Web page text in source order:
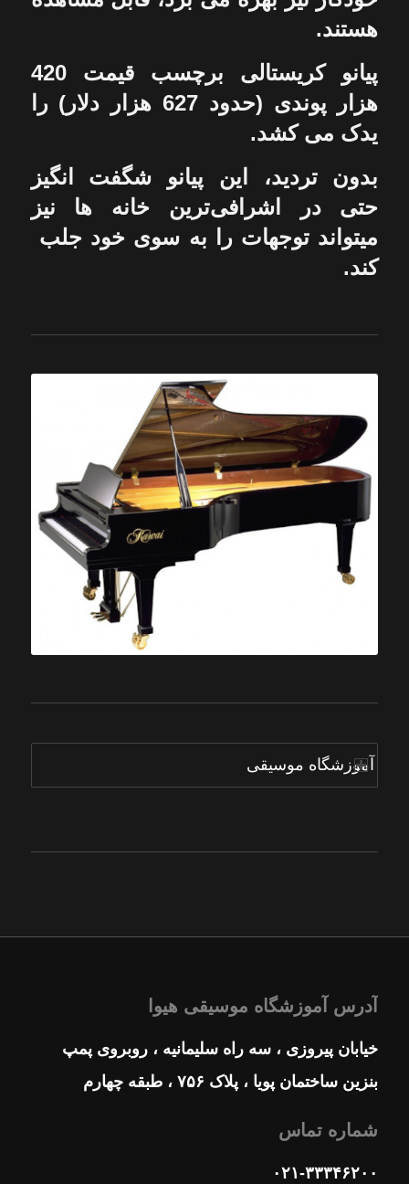
هستند.
پیانو کریستالی برچسب قیمت 420
هزار پوندی (حدود 627 هزار دلار) را
یدک می کشد.
بدون تردید، این پیانو شگفت انگیز
حتی در اشرافی‌ترین خانه ها نیز
میتواند توجهات را به سوی خود جلب
کند.
آموزشگاه موسیقی
آدرس آموزشگاه موسیقی هیوا
خیابان پیروزی ، سه راه سلیمانیه ، روبروی پمپ
بنزین ساختمان پویا ، پلاک ۷۵۶ ، طبقه چهارم
شماره تماس
۰۲۱-۳۳۳۴۶۲۰۰